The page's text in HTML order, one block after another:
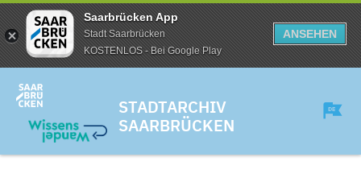
Saarbrücken App
Stadt Saarbrücken
KOSTENLOS - Bei Google Play
ANSEHEN
STADTARCHIV
SAARBRÜCKEN